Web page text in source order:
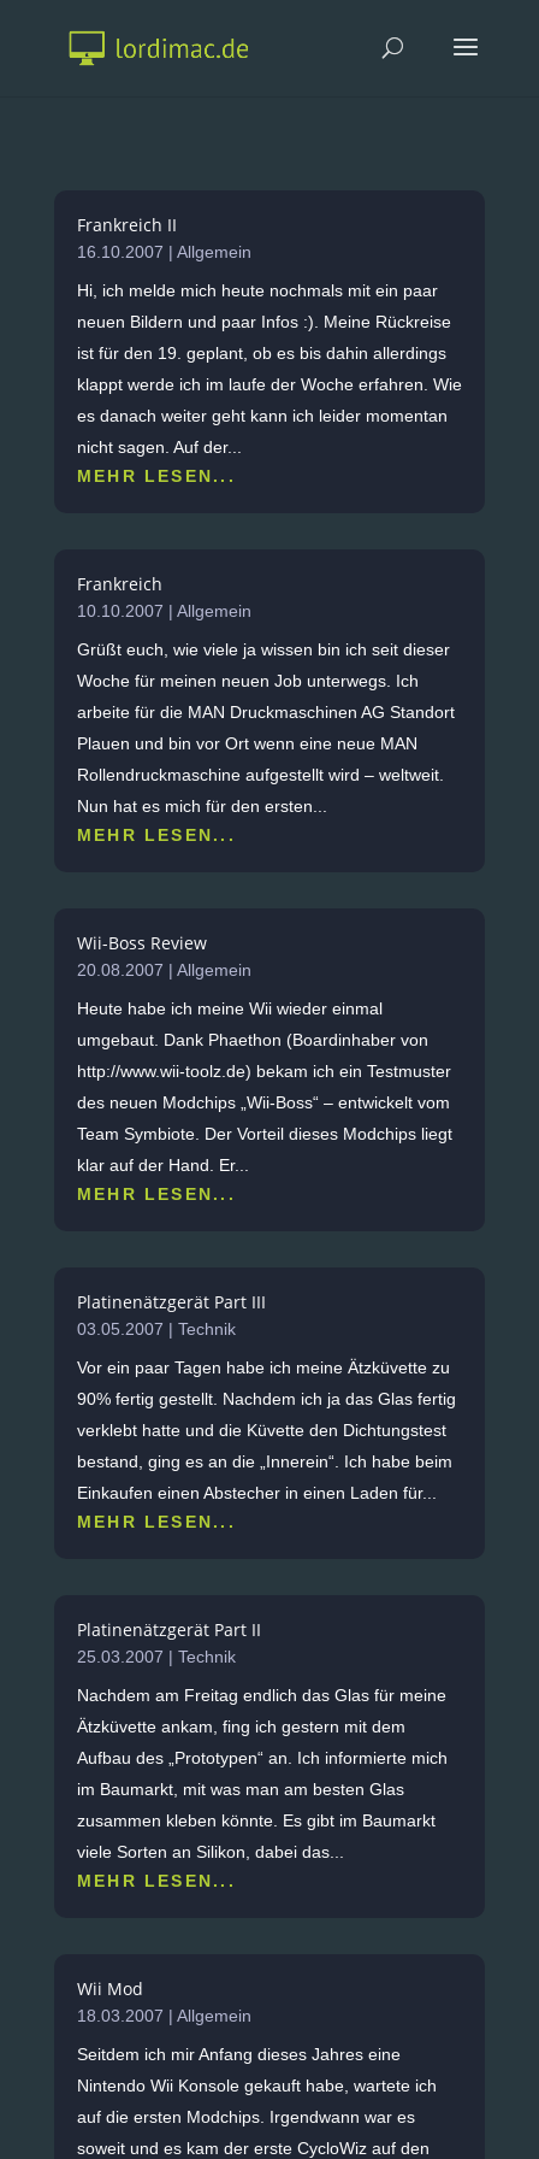
Frankreich II
16.10.2007 | Allgemein
Hi, ich melde mich heute nochmals mit ein paar
neuen Bildern und paar Infos :). Meine Rückreise
ist für den 19. geplant, ob es bis dahin allerdings
klappt werde ich im laufe der Woche erfahren. Wie
es danach weiter geht kann ich leider momentan
nicht sagen. Auf der...
MEHR LESEN...
Frankreich
10.10.2007 | Allgemein
Grüßt euch, wie viele ja wissen bin ich seit dieser
Woche für meinen neuen Job unterwegs. Ich
arbeite für die MAN Druckmaschinen AG Standort
Plauen und bin vor Ort wenn eine neue MAN
Rollendruckmaschine aufgestellt wird – weltweit.
Nun hat es mich für den ersten...
MEHR LESEN...
Wii-Boss Review
20.08.2007 | Allgemein
Heute habe ich meine Wii wieder einmal
umgebaut. Dank Phaethon (Boardinhaber von
http://www.wii-toolz.de) bekam ich ein Testmuster
des neuen Modchips „Wii-Boss“ – entwickelt vom
Team Symbiote. Der Vorteil dieses Modchips liegt
klar auf der Hand. Er...
MEHR LESEN...
Platinenätzgerät Part III
03.05.2007 | Technik
Vor ein paar Tagen habe ich meine Ätzküvette zu
90% fertig gestellt. Nachdem ich ja das Glas fertig
verklebt hatte und die Küvette den Dichtungstest
bestand, ging es an die „Innerein“. Ich habe beim
Einkaufen einen Abstecher in einen Laden für...
MEHR LESEN...
Platinenätzgerät Part II
25.03.2007 | Technik
Nachdem am Freitag endlich das Glas für meine
Ätzküvette ankam, fing ich gestern mit dem
Aufbau des „Prototypen“ an. Ich informierte mich
im Baumarkt, mit was man am besten Glas
zusammen kleben könnte. Es gibt im Baumarkt
viele Sorten an Silikon, dabei das...
MEHR LESEN...
Wii Mod
18.03.2007 | Allgemein
Seitdem ich mir Anfang dieses Jahres eine
Nintendo Wii Konsole gekauft habe, wartete ich
auf die ersten Modchips. Irgendwann war es
soweit und es kam der erste CycloWiz auf den